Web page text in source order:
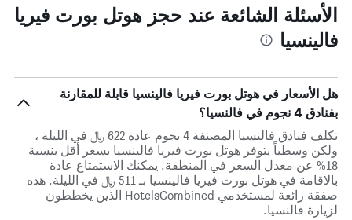
الأسئلة الشائعة عند حجز هوتل بورت فيريا
فالينسيا
هل الأسعار في هوتل بورت فيريا فالينسيا قابلة للمقارنة
بفنادق 4 نجوم في فالنسيا؟
تكلف فنادق فالنسيا المصنفة 4 نجوم عادة 622 ﷼ في الليلة ،
ولكن وسطياً يتوفر هوتل بورت فيريا فالينسيا بسعر أقل بنسبة
18% عن معدل السعر في المنطقة. يمكنك الاستمتاع عادة
بالاقامة في هوتل بورت فيريا فالينسيا بـ 511 ﷼ في الليلة. هذه
صفقة رائعة لمستخدمي HotelsCombined الذين يخططون
لزيارة فالنسيا.